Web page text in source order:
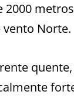
Norte.